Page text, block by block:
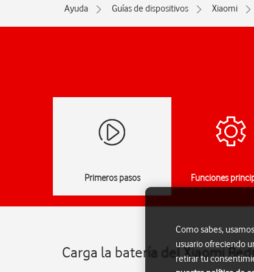
Ayuda Guías de dispositivos Xiaomi
Primeros pasos Funciones
Carga la batería del Xiaomi
Como sabes,
usuario ofreciendo
retirar tu